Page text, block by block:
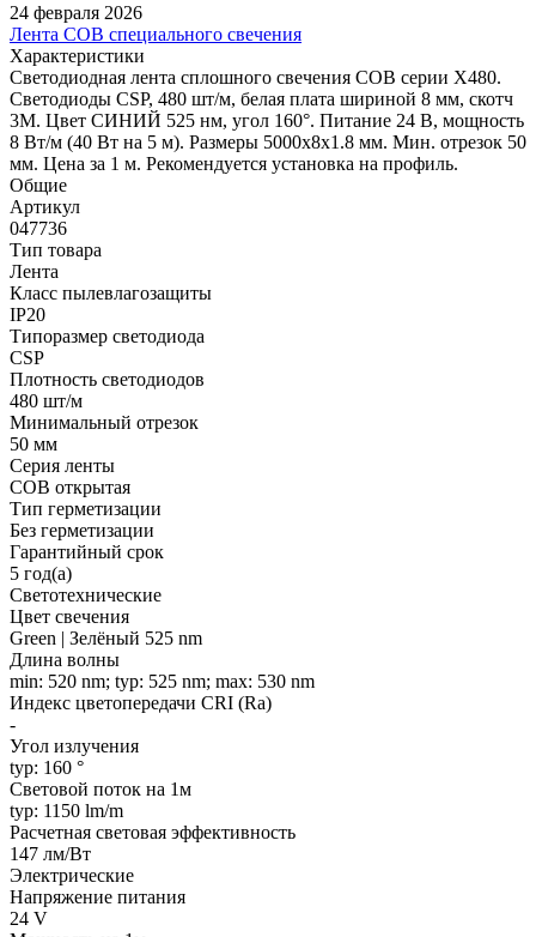
24 февраля 2026
Лента COB специального свечения
Характеристики
Светодиодная лента сплошного свечения COB серии X480.
Светодиоды CSP, 480 шт/м, белая плата шириной 8 мм, скотч
3M. Цвет СИНИЙ 525 нм, угол 160°. Питание 24 В, мощность
8 Вт/м (40 Вт на 5 м). Размеры 5000х8х1.8 мм. Мин. отрезок 50
мм. Цена за 1 м. Рекомендуется установка на профиль.
Общие
Артикул
047736
Тип товара
Лента
Класс пылевлагозащиты
IP20
Типоразмер светодиода
CSP
Плотность светодиодов
480 шт/м
Минимальный отрезок
50 мм
Серия ленты
COB открытая
Тип герметизации
Без герметизации
Гарантийный срок
5 год(а)
Светотехнические
Цвет свечения
Green | Зелёный 525 nm
Длина волны
min: 520 nm; typ: 525 nm; max: 530 nm
Индекс цветопередачи CRI (Ra)
-
Угол излучения
typ: 160 °
Световой поток на 1м
typ: 1150 lm/m
Расчетная световая эффективность
147 лм/Вт
Электрические
Напряжение питания
24 V